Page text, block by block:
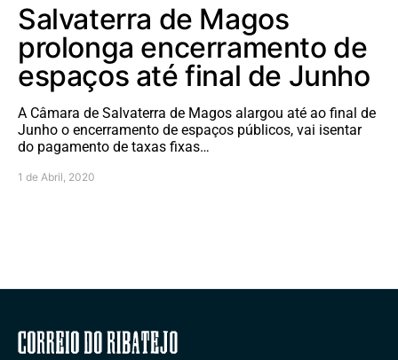
Salvaterra de Magos
prolonga encerramento de
espaços até final de Junho
A Câmara de Salvaterra de Magos alargou até ao final de
Junho o encerramento de espaços públicos, vai isentar
do pagamento de taxas fixas…
1 de Abril, 2020
Correio do Ribatejo